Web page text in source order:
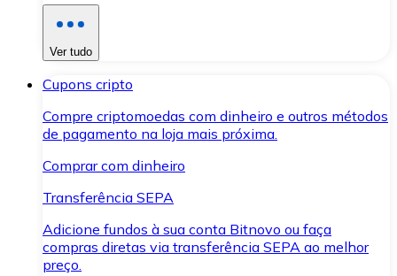
Ver tudo
Cupons cripto
Compre criptomoedas com dinheiro e outros métodos
de pagamento na loja mais próxima.
Comprar com dinheiro
Transferência SEPA
Adicione fundos à sua conta Bitnovo ou faça
compras diretas via transferência SEPA ao melhor
preço.